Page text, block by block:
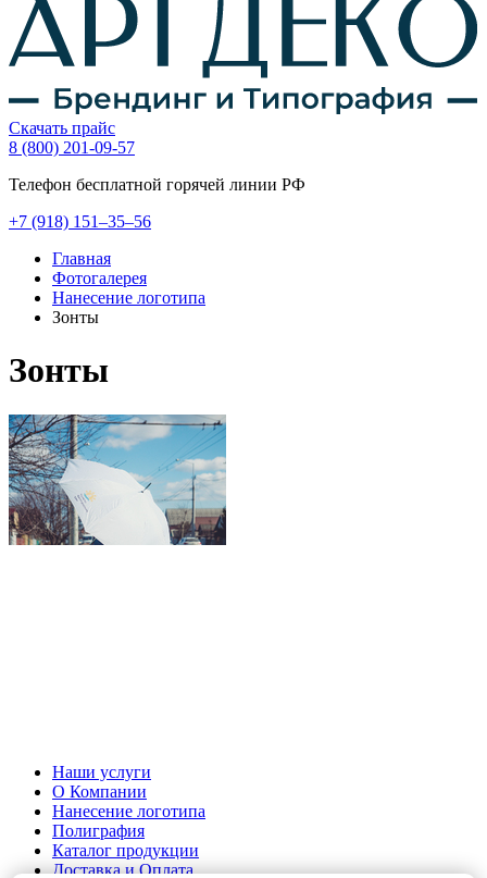
Скачать прайс
8 (800) 201-09-57
Телефон бесплатной горячей линии РФ
+7 (918) 151–35–56
Главная
Фотогалерея
Нанесение логотипа
Зонты
Зонты
Наши услуги
О Компании
Нанесение логотипа
Полиграфия
Каталог продукции
Доставка и Оплата